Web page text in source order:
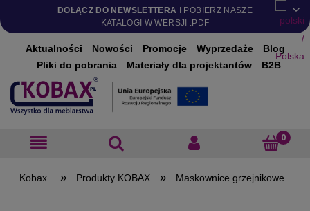
DOŁĄCZ DO NEWSLETTERA I POBIERZ NASZE
KATALOGI W WERSJI .PDF
Aktualności Nowości Promocje Wyprzedaże
Blog
Pliki do pobrania
Materiały dla projektantów B2B
» Produkty KOBAX » Maskownice grzejnikowe